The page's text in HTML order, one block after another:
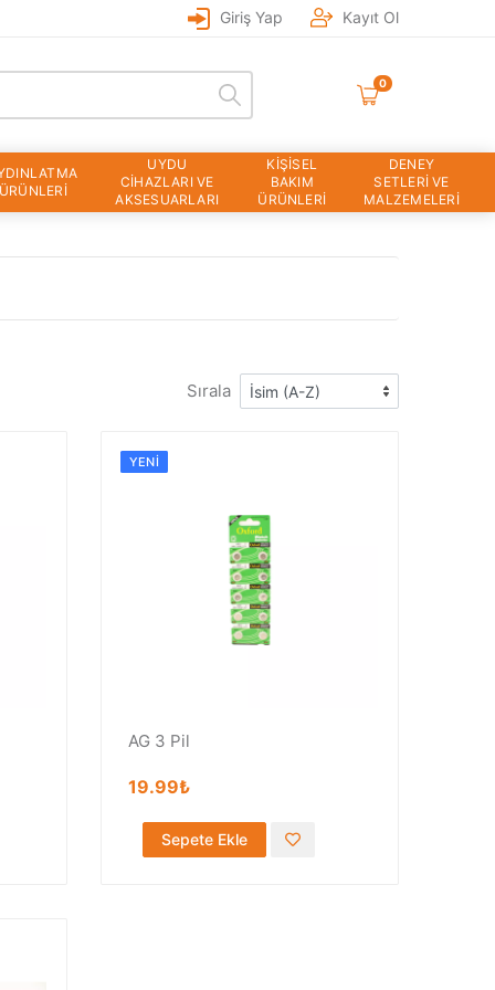
Giriş Yap Kayıt Ol
0
ÜRÜNLERİ
UYDU
CİHAZLARI VE
AKSESUARLARI
KİŞİSEL
BAKIM
ÜRÜNLERİ
DENEY
SETLERİ VE
MALZEMELERİ
Sırala
YENI
AG 3 Pil
19.99₺
Sepete Ekle